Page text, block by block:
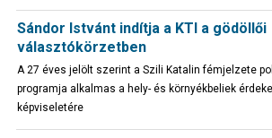
Sándor Istvánt indítja a KTI a gödöllői
választókörzetben
A 27 éves jelölt szerint a Szili Katalin fémjelzete
programja alkalmas a hely- és környékbeliek
képviseletére